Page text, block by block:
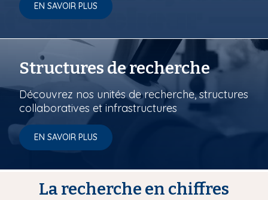
EN SAVOIR PLUS
Structures de recherche
Découvrez nos unités de recherche, structures
collaboratives et infrastructures
EN SAVOIR PLUS
La recherche en chiffres